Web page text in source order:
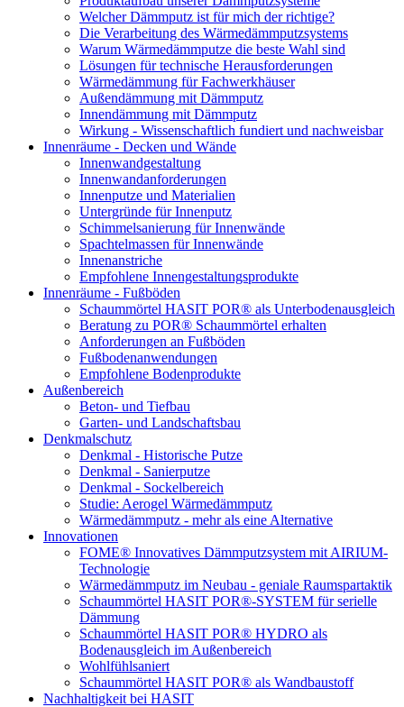
Welcher Dämmputz ist für mich der richtige?
Die Verarbeitung des Wärmedämmputzsystems
Warum Wärmedämmputze die beste Wahl sind
Lösungen für technische Herausforderungen
Wärmedämmung für Fachwerkhäuser
Außendämmung mit Dämmputz
Innendämmung mit Dämmputz
Wirkung - Wissenschaftlich fundiert und nachweisbar
Innenräume - Decken und Wände
Innenwandgestaltung
Innenwandanforderungen
Innenputze und Materialien
Untergründe für Innenputz
Schimmelsanierung für Innenwände
Spachtelmassen für Innenwände
Innenanstriche
Empfohlene Innengestaltungsprodukte
Innenräume - Fußböden
Schaummörtel HASIT POR® als Unterbodenausgleich
Beratung zu POR® Schaummörtel erhalten
Anforderungen an Fußböden
Fußbodenanwendungen
Empfohlene Bodenprodukte
Außenbereich
Beton- und Tiefbau
Garten- und Landschaftsbau
Denkmalschutz
Denkmal - Historische Putze
Denkmal - Sanierputze
Denkmal - Sockelbereich
Studie: Aerogel Wärmedämmputz
Wärmedämmputz - mehr als eine Alternative
Innovationen
FOME® Innovatives Dämmputzsystem mit AIRIUM-
Technologie
Wärmedämmputz im Neubau - geniale Raumspartaktik
Schaummörtel HASIT POR®-SYSTEM für serielle
Dämmung
Schaummörtel HASIT POR® HYDRO als
Bodenausgleich im Außenbereich
Wohlfühlsaniert
Schaummörtel HASIT POR® als Wandbaustoff
Nachhaltigkeit bei HASIT